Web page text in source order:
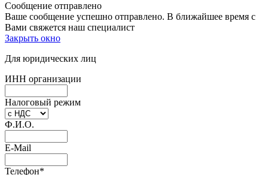
Сообщение отправлено
Ваше сообщение успешно отправлено. В ближайшее время с
Вами свяжется наш специалист
Закрыть окно
Для юридических лиц
ИНН организации
Налоговый режим
Ф.И.О.
E-Mail
Телефон*